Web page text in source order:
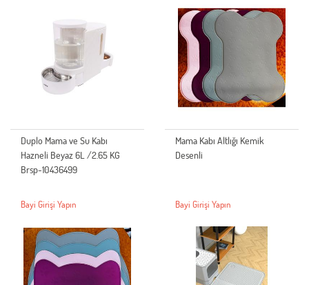
Duplo Mama ve Su Kabı
Hazneli Beyaz 6L /2.65 KG
Brsp-10436499
Bayi Girişi Yapın
Mama Kabı Altlığı Kemik
Desenli
Bayi Girişi Yapın